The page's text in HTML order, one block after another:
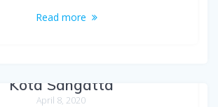
Read more
Kota Sangatta
April 8, 2020